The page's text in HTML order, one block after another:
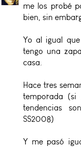
me los probé
bien, sin
Yo al igual
tengo una
casa.
Hace tres
temporada
tendencias
SS2008)
Y me pasó